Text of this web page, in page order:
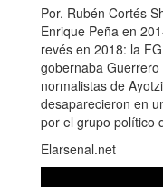
Por. Rubén Cortés
Enrique Peña en
revés en 2018: la
gobernaba
normalistas de
desaparecieron en
por el grupo político
Elarsenal.net